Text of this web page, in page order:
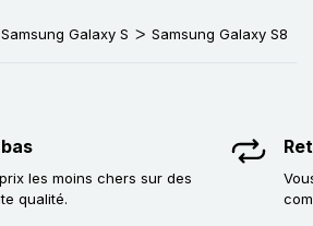
Samsung Galaxy S Samsung Galaxy S8
les moins chers sur des
qualité.